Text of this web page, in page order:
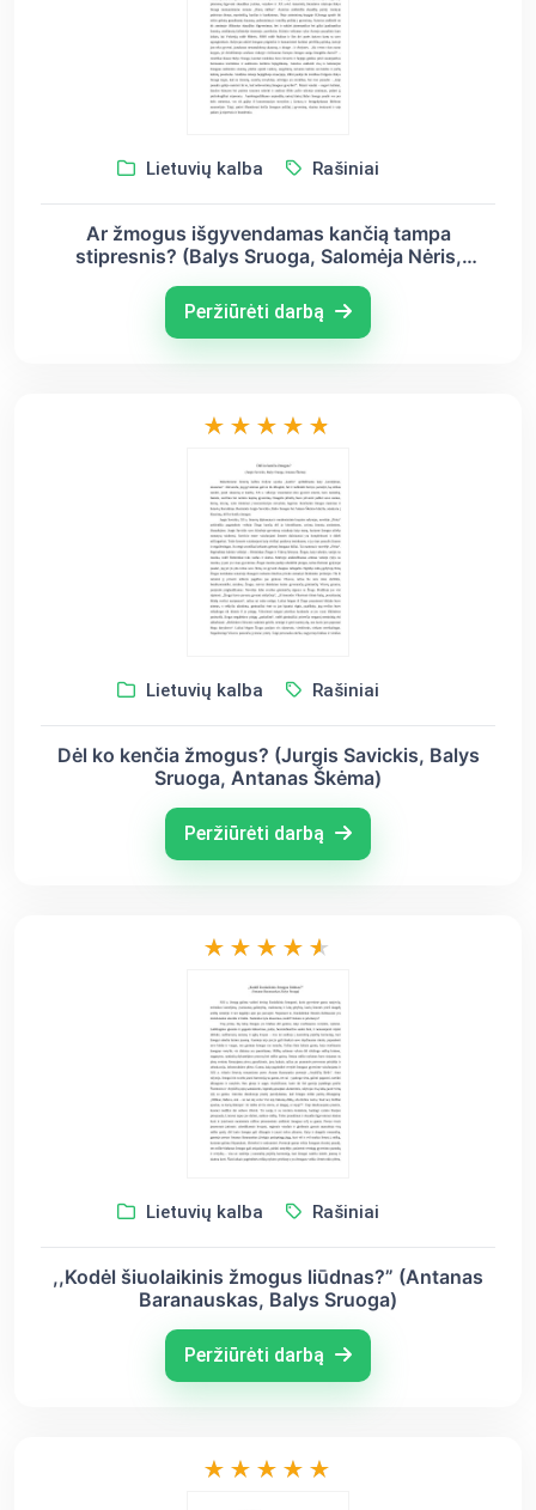
Lietuvių kalba Rašiniai
Ar žmogus išgyvendamas kančią tampa
stipresnis? (Balys Sruoga, Salomėja Nėris,
Peržiūrėti darbą
Lietuvių kalba Rašiniai
Dėl ko kenčia žmogus? (Jurgis Savickis, Balys
Sruoga, Antanas Škėma)
Peržiūrėti darbą
Lietuvių kalba Rašiniai
,,Kodėl šiuolaikinis žmogus liūdnas?” (Antanas
Baranauskas, Balys Sruoga)
Peržiūrėti darbą